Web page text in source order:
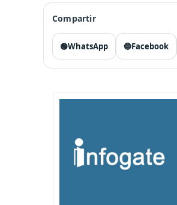
Compartir
🟢WhatsApp 🔵Facebook